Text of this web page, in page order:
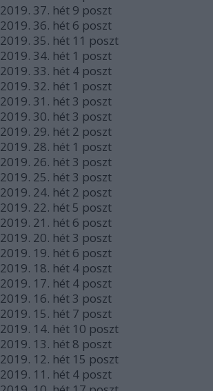
2019. 37. hét 9 poszt
2019. 36. hét 6 poszt
2019. 35. hét 11 poszt
2019. 34. hét 1 poszt
2019. 33. hét 4 poszt
2019. 32. hét 1 poszt
2019. 31. hét 3 poszt
2019. 30. hét 3 poszt
2019. 29. hét 2 poszt
2019. 28. hét 1 poszt
2019. 26. hét 3 poszt
2019. 25. hét 3 poszt
2019. 24. hét 2 poszt
2019. 22. hét 5 poszt
2019. 21. hét 6 poszt
2019. 20. hét 3 poszt
2019. 19. hét 6 poszt
2019. 18. hét 4 poszt
2019. 17. hét 4 poszt
2019. 16. hét 3 poszt
2019. 15. hét 7 poszt
2019. 14. hét 10 poszt
2019. 13. hét 8 poszt
2019. 12. hét 15 poszt
2019. 11. hét 4 poszt